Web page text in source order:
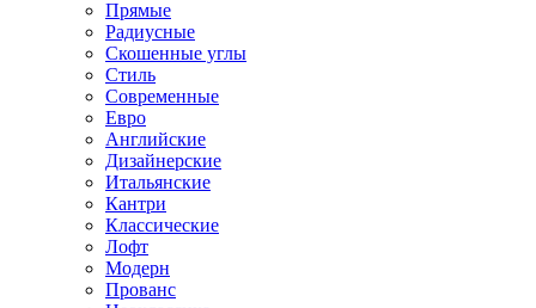
Прямые
Радиусные
Скошенные углы
Стиль
Современные
Евро
Английские
Дизайнерские
Итальянские
Кантри
Классические
Лофт
Модерн
Прованс